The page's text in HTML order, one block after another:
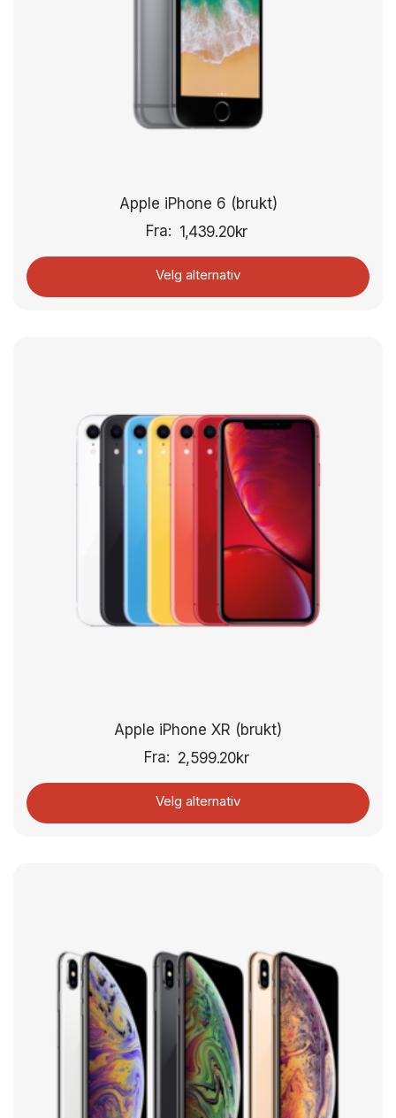
Apple iPhone 6 (brukt)
Fra: 1,439.20kr
Velg alternativ
Apple iPhone XR (brukt)
Fra: 2,599.20kr
Velg alternativ